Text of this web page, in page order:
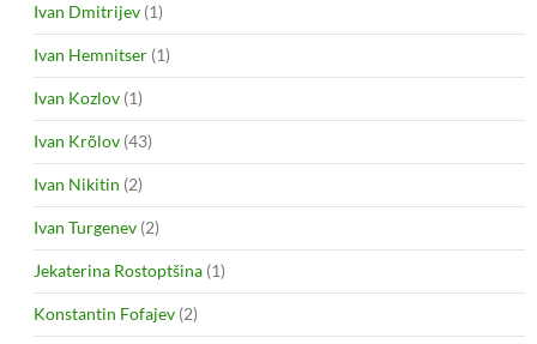
Ivan Dmitrijev (1)
Ivan Hemnitser (1)
Ivan Kozlov (1)
Ivan Krõlov (43)
Ivan Nikitin (2)
Ivan Turgenev (2)
Jekaterina Rostoptšina (1)
Konstantin Fofajev (2)